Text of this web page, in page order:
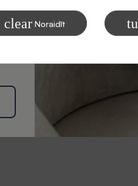
clear Noraidīt